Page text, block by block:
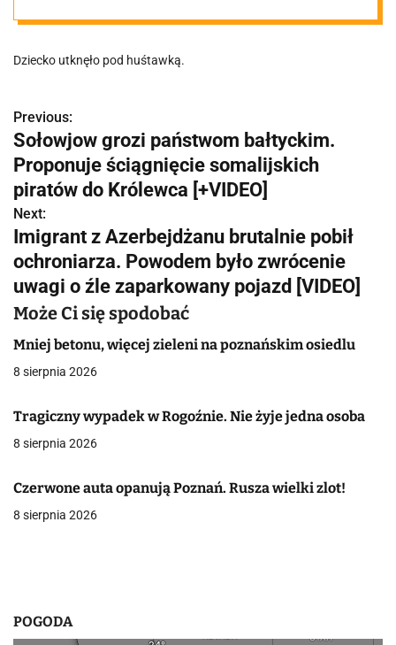
Interweniowali
strażacy
Dziecko utknęło pod huśtawką.
N
a
w
i
g
a
c
j
w
i
s
Previous:
Sołowjow grozi państwom bałtyckim.
Proponuje ściągnięcie somalijskich
piratów do Królewca [+VIDEO]
Next:
Imigrant z Azerbejdżanu brutalnie pobił
ochroniarza. Powodem było zwrócenie
uwagi o źle zaparkowany pojazd [VIDEO]
Może Ci się spodobać
Mniej betonu, więcej zieleni na poznańskim osiedlu
8 sierpnia 2026
Tragiczny wypadek w Rogoźnie. Nie żyje jedna osoba
8 sierpnia 2026
Czerwone auta opanują Poznań. Rusza wielki zlot!
8 sierpnia 2026
POGODA